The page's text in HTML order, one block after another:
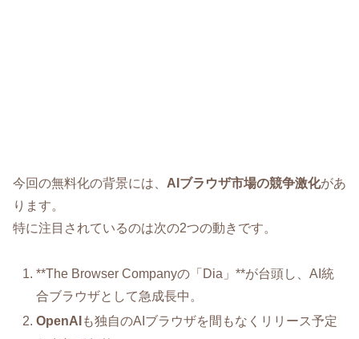
今回の無料化の背景には、 AIブラウザ市場の競争激化があ
ります。
特に注目されているのは次の2つの動きです。
**The Browser Companyの「Dia」**が台頭し、AI統
合ブラウザとして急成長中。
OpenAI も独自のAIブラウザを間もなくリリース予定